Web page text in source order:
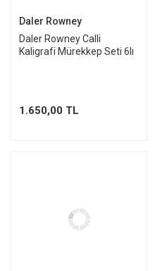
Daler Rowney
Daler Rowney Calli
Kaligrafi Mürekkep Seti 6lı
1.650,00 TL